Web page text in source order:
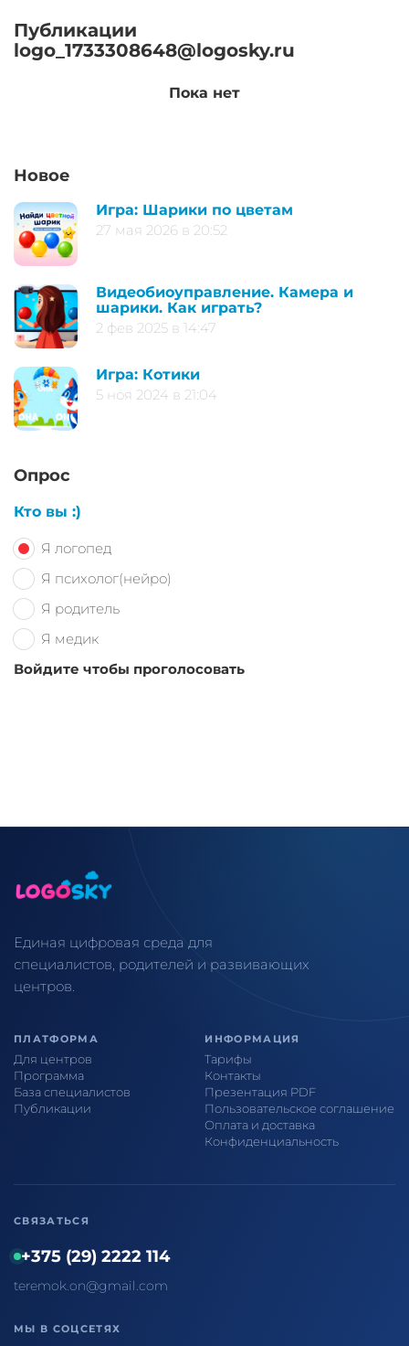
Публикации
logo_1733308648@logosky.ru
Пока нет
Новое
Игра: Шарики по цветам
27 мая 2026 в 20:52
Видеобиоуправление. Камера и
шарики. Как играть?
2 фев 2025 в 14:47
Игра: Котики
5 ноя 2024 в 21:04
Опрос
Кто вы :)
Я логопед
Я психолог(нейро)
Я родитель
Я медик
Войдите чтобы проголосовать
Единая цифровая среда для
специалистов, родителей и развивающих
центров.
ПЛАТФОРМА
Для центров
Программа
База специалистов
Публикации
ИНФОРМАЦИЯ
Тарифы
Контакты
Презентация PDF
Пользовательское соглашение
Оплата и доставка
Конфиденциальность
СВЯЗАТЬСЯ
+375 (29) 2222 114
teremok.on@gmail.com
МЫ В СОЦСЕТЯХ